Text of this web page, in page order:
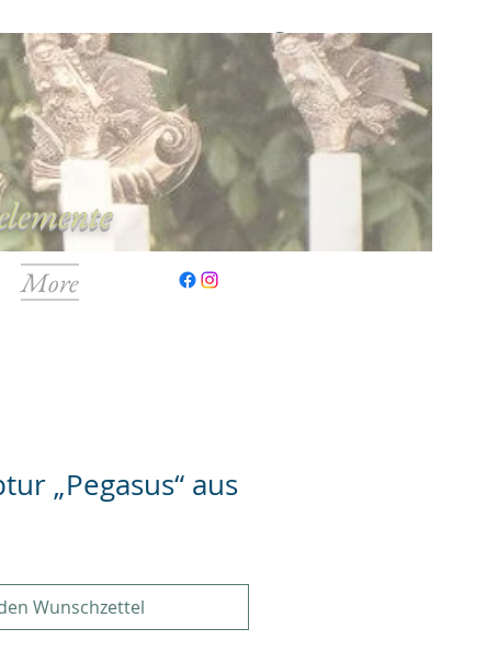
Anmelden
More
„Pegasus“ aus
Wunschzettel